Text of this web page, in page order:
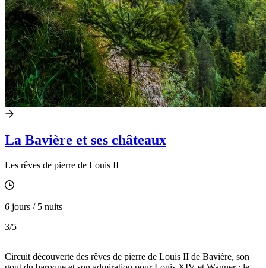
La Bavière et ses châteaux
Les rêves de pierre de Louis II
6 jours / 5 nuits
3/5
Circuit découverte des rêves de pierre de Louis II de Bavière, son